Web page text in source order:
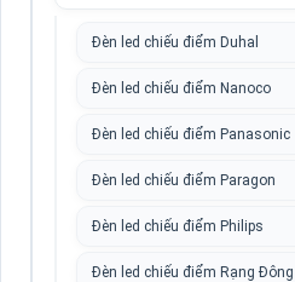
Đèn led chiếu điểm Duhal
Đèn led chiếu điểm Nanoco
Đèn led chiếu điểm Panasonic
Đèn led chiếu điểm Paragon
Đèn led chiếu điểm Philips
Đèn led chiếu điểm Rạng Đông